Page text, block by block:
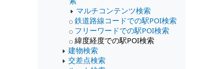
マルチコンテンツ検索
鉄道路線コードでの駅POI検索
フリーワードでの駅POI検索
緯度経度での駅POI検索
建物検索
交差点検索